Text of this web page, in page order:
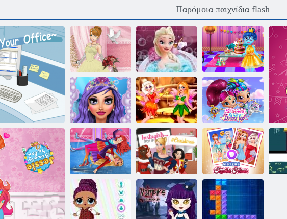
Παρόμοια παιχνίδια flash
γραφείο
Γάμου Lily 2
Έλσα ομορφιά
Μπανιέρα
Μέσα στο πάρτι
γενεθλίων
Γιορτή μακιγιάζ
γοργόνων
Παραμυθένιες
Νεράιδες
Shimmer και
Shine ντύνομαι
Χειμερινό
παγοδρομία
Χριστουγεννιάτικα
ρούχα InstaGirls
Αδελφές Μαζί
για πάντα